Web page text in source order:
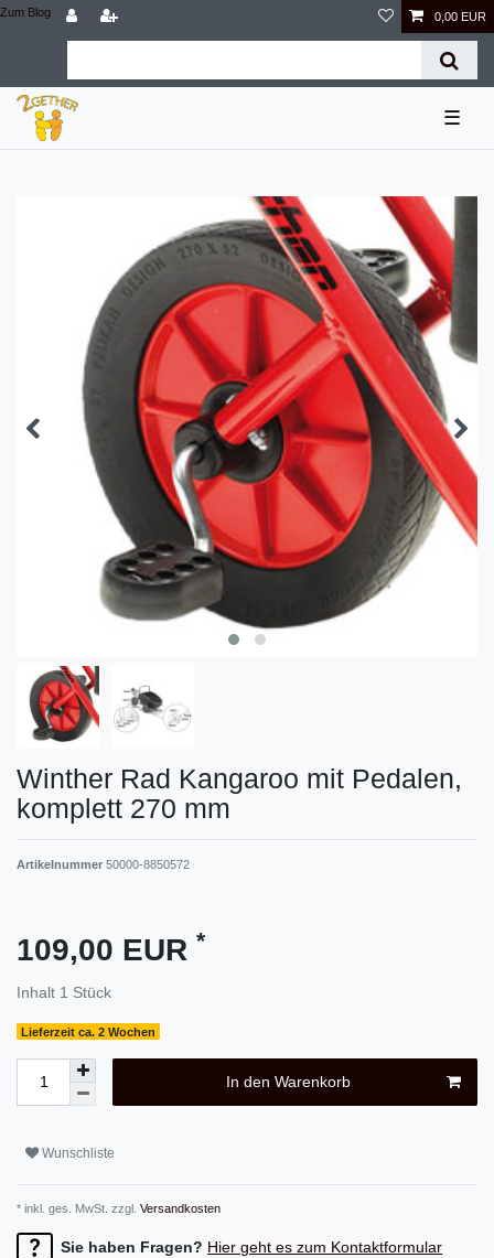
Zum Blog 0,00 EUR
☰
Winther Rad Kangaroo mit Pedalen,
komplett 270 mm
Artikelnummer 50000-8850572
109,00 EUR *
Inhalt 1 Stück
Lieferzeit ca. 2 Wochen
In den Warenkorb
Wunschliste
* inkl. ges. MwSt. zzgl. Versandkosten
Sie haben Fragen? Hier geht es zum Kontaktformular